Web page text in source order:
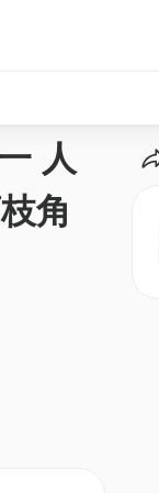
人
角